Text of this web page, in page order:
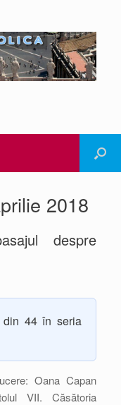
2018
despre
din 44 în seria
Oana Capan
VII. Căsătoria